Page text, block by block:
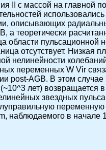
II с массой на главной
описывающих
а теоретически
пульсационной
отсутствует. Низкая
нелинейности
переменных W Vir
post-AGB. В этом
лет) возвращается
звездных
переменную
наблюдаемого в начале